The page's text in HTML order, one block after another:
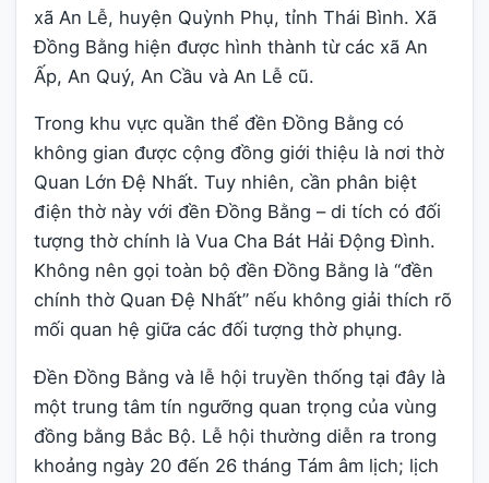
xã An Lễ, huyện Quỳnh Phụ, tỉnh Thái Bình. Xã
Đồng Bằng hiện được hình thành từ các xã An
Ấp, An Quý, An Cầu và An Lễ cũ.
Trong khu vực quần thể đền Đồng Bằng có
không gian được cộng đồng giới thiệu là nơi thờ
Quan Lớn Đệ Nhất. Tuy nhiên, cần phân biệt
điện thờ này với đền Đồng Bằng – di tích có đối
tượng thờ chính là Vua Cha Bát Hải Động Đình.
Không nên gọi toàn bộ đền Đồng Bằng là “đền
chính thờ Quan Đệ Nhất” nếu không giải thích rõ
mối quan hệ giữa các đối tượng thờ phụng.
Đền Đồng Bằng và lễ hội truyền thống tại đây là
một trung tâm tín ngưỡng quan trọng của vùng
đồng bằng Bắc Bộ. Lễ hội thường diễn ra trong
khoảng ngày 20 đến 26 tháng Tám âm lịch; lịch